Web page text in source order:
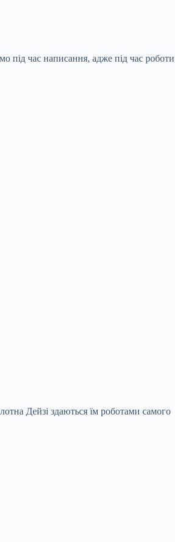
під час написання, адже під час роботи
Дейзі здаються їм роботами самого